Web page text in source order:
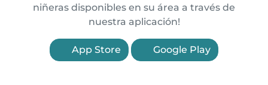
niñeras disponibles en su área a través de
nuestra aplicación!
App Store Google Play